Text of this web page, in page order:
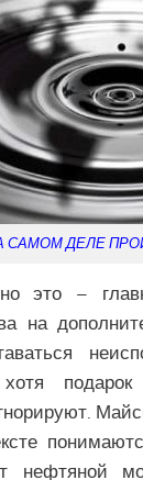
САМОМ ДЕЛЕ
это –
на
нефтяной